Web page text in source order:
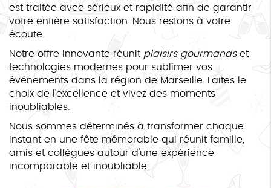
est traitée avec sérieux et rapidité afin de garantir
votre entière satisfaction. Nous restons à votre
écoute.
Notre offre innovante réunit plaisirs gourmandset
technologies modernes pour sublimer vos
événements dans la région de Marseille. Faites le
choix de l'excellence et vivez des moments
inoubliables.
Nous sommes déterminés à transformer chaque
instant en une fête mémorable qui réunit famille,
amis et collègues autour d'une expérience
incomparable et inoubliable.